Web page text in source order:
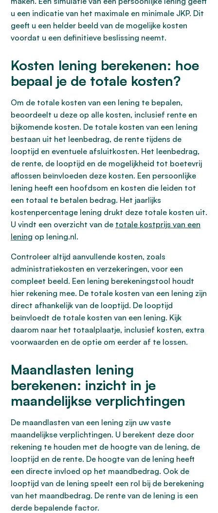
u een indicatie van het maximale en minimale JKP. Dit
geeft u een helder beeld van de mogelijke kosten
voordat u een definitieve beslissing neemt.
Kosten lening berekenen: hoe
bepaal je de totale kosten?
Om de totale kosten van een lening te bepalen,
beoordeelt u deze op alle kosten, inclusief rente en
bijkomende kosten. De totale kosten van een lening
bestaan uit het leenbedrag, de rente tijdens de
looptijd en eventuele afsluitkosten. Het leenbedrag,
de rente, de looptijd en de mogelijkheid tot boetevrij
aflossen beïnvloeden deze kosten. Een persoonlijke
lening heeft een hoofdsom en kosten die leiden tot
een totaal te betalen bedrag. Het jaarlijks
kostenpercentage lening drukt deze totale kosten uit.
U vindt een overzicht van de totale kostprijs van een
lening op lening.nl.
Controleer altijd aanvullende kosten, zoals
administratiekosten en verzekeringen, voor een
compleet beeld. Een lening berekeningstool houdt
hier rekening mee. De totale kosten van een lening zijn
direct afhankelijk van de looptijd. De looptijd
beïnvloedt de totale kosten van een lening. Kijk
daarom naar het totaalplaatje, inclusief kosten, extra
voorwaarden en de optie om eerder af te lossen.
Maandlasten lening
berekenen: inzicht in je
maandelijkse verplichtingen
De maandlasten van een lening zijn uw vaste
maandelijkse verplichtingen. U berekent deze door
rekening te houden met de hoogte van de lening, de
looptijd en de rente. De hoogte van de lening heeft
een directe invloed op het maandbedrag. Ook de
looptijd van de lening speelt een rol bij de berekening
van het maandbedrag. De rente van de lening is een
derde bepalende factor.